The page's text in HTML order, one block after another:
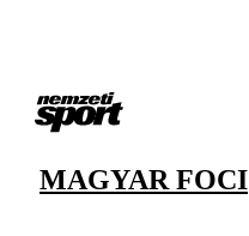
MAGYAR FOCI